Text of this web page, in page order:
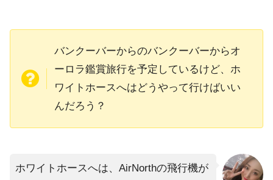
バンクーバーからのバンクーバーからオ
ーロラ鑑賞旅行を予定しているけど、ホ
ワイトホースへはどうやって行けばいい
んだろう？
ホワイトホースへは、AirNorthの飛行機が